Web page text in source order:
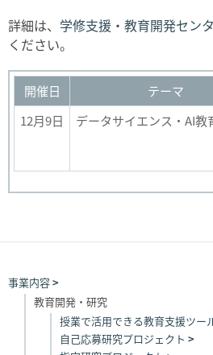
詳細は、 学修支援・教育開発セン
ください。
開催日 テーマ
12月9日
データサイエンス・AI教
事業内容
教育開発・研究
授業で活用できる教育支援ツー
自己応募研究プロジェクト